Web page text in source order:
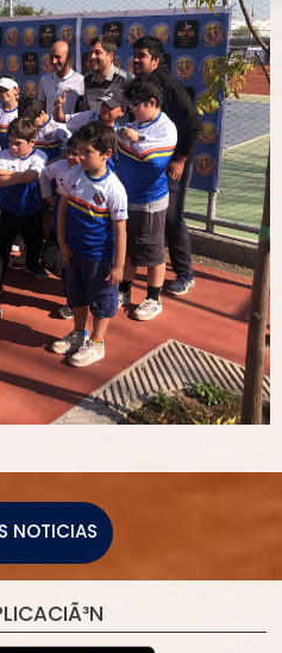
polera de
se realizó con la Escuela
días lunes y viernes de
NOTICIAS